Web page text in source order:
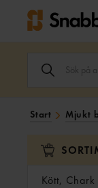
ARTIKEL,
SÖK
FÄLTET.
Start Mjukt
Kött,